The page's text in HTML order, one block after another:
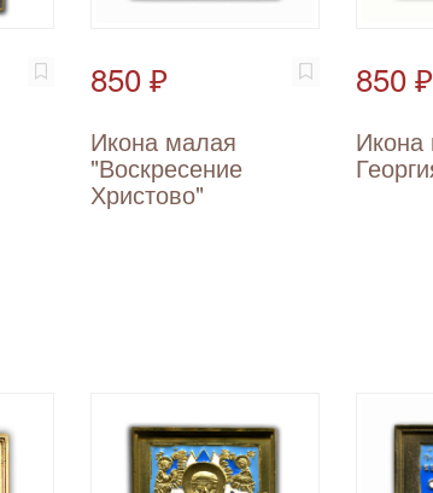
850 ₽
Икона малая
"Воскресение
Христово"
850 ₽